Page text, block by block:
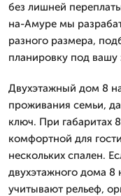
без лишней
на-Амуре мы
разного размера,
планировку под вашу
Двухэтажный дом 8
проживания семьи,
ключ. При габаритах
комфортной для
нескольких спален.
двухэтажного дома
учитывают рельеф,